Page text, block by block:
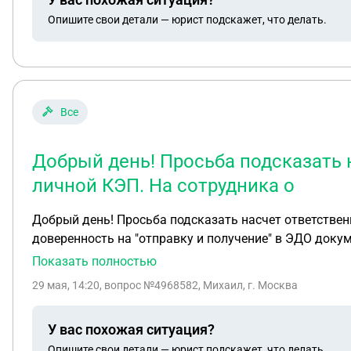
Опишите свои детали — юрист подскажет, что делать.
Все
Добрый день! Просьба подсказать
личной КЭП. На сотрудника о
Добрый день! Просьба подсказать насчет ответственности при подписании документов в ЭДО своей личной КЭП. На сотрудника организация оформляет
доверенность на "отправку и получение" в ЭДО
директора в подписании документов не участвует.
ведь, со стороны контрагента ожидается подпись лица, отвечающего именно за саму
Показать полностью
29 мая, 14:20, вопрос №4968582, Михаил, г. Москва
У вас похожая ситуация?